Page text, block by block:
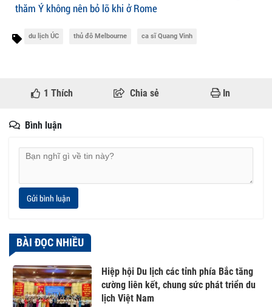
thăm Ý không nên bỏ lỡ khi ở Rome
du lịch ÚC thủ đô Melbourne ca sĩ Quang Vinh
1 Thích Chia sẻ In
Bình luận
Gửi bình luận
BÀI ĐỌC NHIỀU
Hiệp hội Du lịch các tỉnh phía Bắc tăng
cường liên kết, chung sức phát triển du
lịch Việt Nam